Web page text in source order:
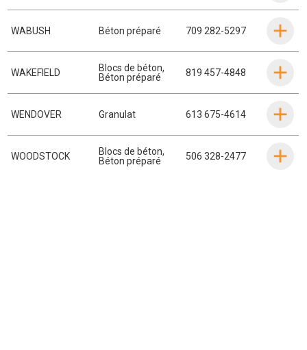
WABUSH Béton préparé 709 282-5297
WAKEFIELD Blocs de béton,
Béton préparé
819 457-4848
WENDOVER Granulat 613 675-4614
WOODSTOCK Blocs de béton,
Béton préparé
506 328-2477